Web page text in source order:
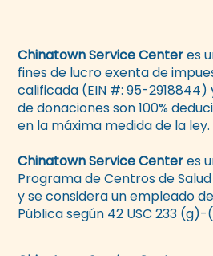
Chinatown Service Centeres
fines de lucro exenta de
calificada (EIN #: 95-
de donaciones son 100%
en la máxima medida de la ley.
Chinatown Service Centeres
Programa de Centros de
y se considera un empleado
Pública según 42 USC 233 (g)-